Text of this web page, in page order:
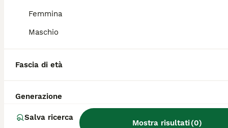
Femmina
Maschio
Fascia di età
Generazione
Salva ricerca
Mostra risultati(0)
cane da guardia e scorta per i carri.
Ridgeback?
Quanto costa un cucciolo di
Bangkaew della Thailandia?